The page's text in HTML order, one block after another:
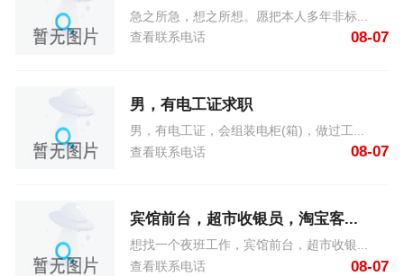
急之所急，想之所想。愿把本人多年非标...
查看联系电话
08-07
男，有电工证求职
男，有电工证，会组装电柜(箱)，做过工...
查看联系电话
08-07
宾馆前台，超市收银员，淘宝客...
想找一个夜班工作，宾馆前台，超市收银...
查看联系电话
08-07